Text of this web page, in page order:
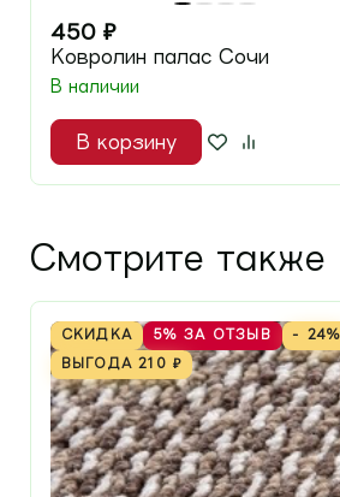
450 ₽
Ковролин палас Сочи
В наличии
В корзину
Смотрите также
СКИДКА 5% ЗА ОТЗЫВ
- 24%
ВЫГОДА210 ₽